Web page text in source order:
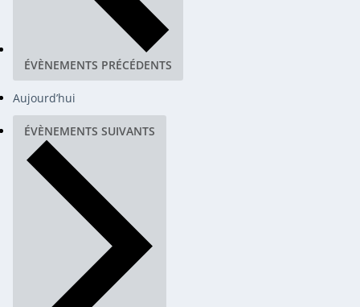
ÉVÈNEMENTS PRÉCÉDENTS
Aujourd’hui
ÉVÈNEMENTS SUIVANTS